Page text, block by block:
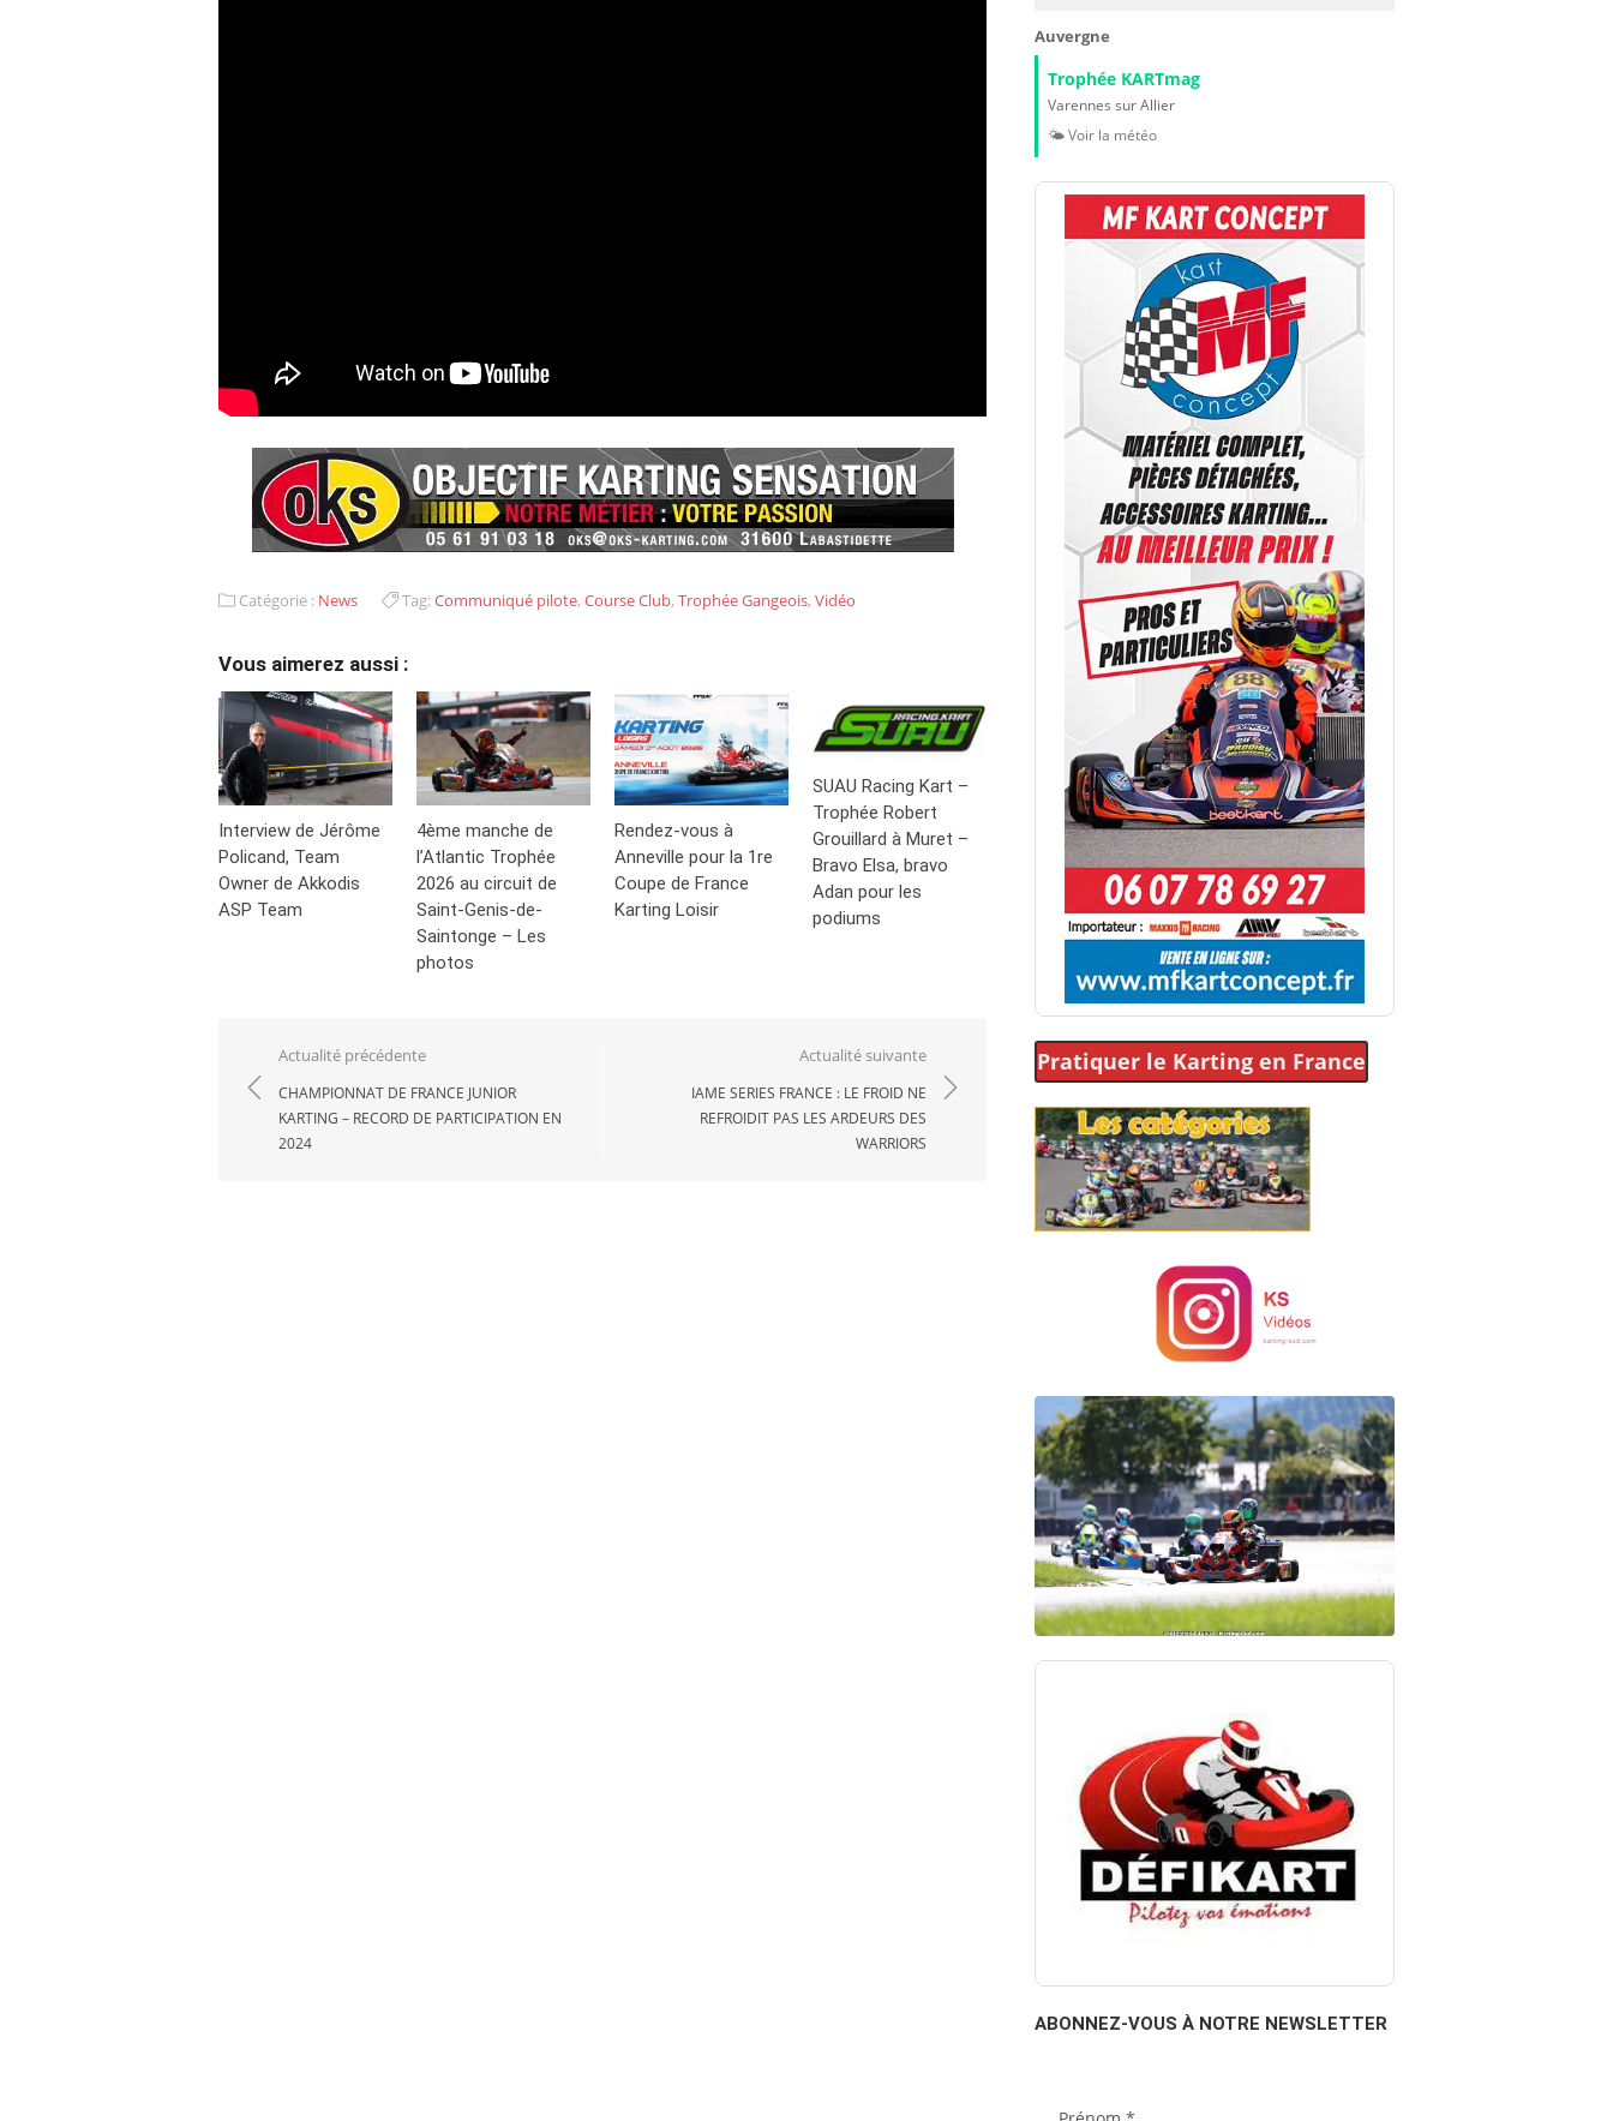
Catégorie : News Tag:Communiqué pilote, Course Club, Trophée Gangeois, Vidéo
Vous aimerez aussi :
Interview de Jérôme
Policand, Team
Owner de Akkodis
ASP Team
4ème manche de
l’Atlantic Trophée
2026 au circuit de
Saint-Genis-de-
Saintonge – Les
photos
Rendez-vous à
Anneville pour la 1re
Coupe de France
Karting Loisir
SUAU Racing Kart –
Trophée Robert
Grouillard à Muret –
Bravo Elsa, bravo
Adan pour les
podiums
Navigation
de
l’article
Actualité précédente
CHAMPIONNAT DE FRANCE JUNIOR
KARTING – RECORD DE PARTICIPATION EN
2024
Actualité suivante
IAME SERIES FRANCE : LE FROID NE
REFROIDIT PAS LES ARDEURS DES
WARRIORS
Auvergne
Trophée KARTmag
Varennes sur Allier
🌤️ Voir la météo
Pratiquer le Karting en France
ABONNEZ-VOUS À NOTRE NEWSLETTER